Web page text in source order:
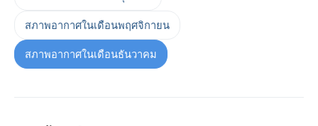
สภาพอากาศในเดือนพฤศจิกายน
สภาพอากาศในเดือนธันวาคม